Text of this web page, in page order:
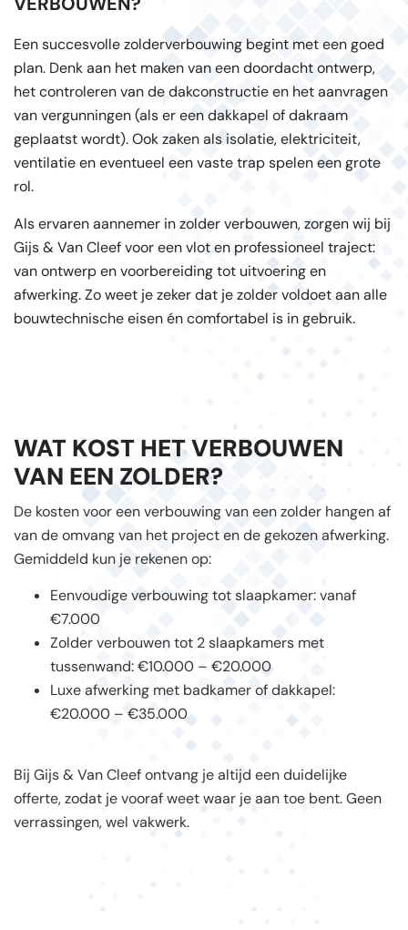
Een succesvolle zolderverbouwing begint met een goed
plan. Denk aan het maken van een doordacht ontwerp,
het controleren van de dakconstructie en het aanvragen
van vergunningen (als er een dakkapel of dakraam
geplaatst wordt). Ook zaken als isolatie, elektriciteit,
ventilatie en eventueel een vaste trap spelen een grote
rol.
Als ervaren aannemer in zolder verbouwen, zorgen wij bij
Gijs & Van Cleef voor een vlot en professioneel traject:
van ontwerp en voorbereiding tot uitvoering en
afwerking. Zo weet je zeker dat je zolder voldoet aan alle
bouwtechnische eisen én comfortabel is in gebruik.
WAT KOST HET VERBOUWEN
VAN EEN ZOLDER?
De kosten voor een verbouwing van een zolder hangen af
van de omvang van het project en de gekozen afwerking.
Gemiddeld kun je rekenen op:
Eenvoudige verbouwing tot slaapkamer: vanaf
€7.000
Zolder verbouwen tot 2 slaapkamers met
tussenwand: €10.000 – €20.000
Luxe afwerking met badkamer of dakkapel:
€20.000 – €35.000
Bij Gijs & Van Cleef ontvang je altijd een duidelijke
offerte, zodat je vooraf weet waar je aan toe bent. Geen
verrassingen, wel vakwerk.